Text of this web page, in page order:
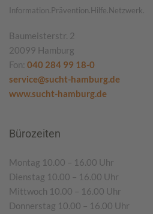
Information.Prävention.Hilfe.Netzwerk.
Baumeisterstr. 2
20099 Hamburg
Fon: 040 284 99 18-0
service@sucht-hamburg.de
www.sucht-hamburg.de
Bürozeiten
Montag 10.00 – 16.00 Uhr
Dienstag 10.00 – 16.00 Uhr
Mittwoch 10.00 – 16.00 Uhr
Donnerstag 10.00 – 16.00 Uhr